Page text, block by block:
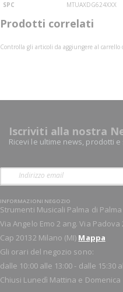
SPC MTUAXDG624XXX
Prodotti correlati
Controlla gli articoli da aggiungere al carrello
Iscriviti alla nostra
Ricevi le ultime news, prodotti e
INFORMAZIONI NEGOZIO
Strumenti Musicali Palma di
Via Angelo Emo 2 ang. Via Padova
Cap 20132 Milano (MI) Mappa
Gli orari del negozio sono:
dalle 10:00 alle 13:00 - dalle 15:30
Chiusi Lunedì Mattina e Domenica